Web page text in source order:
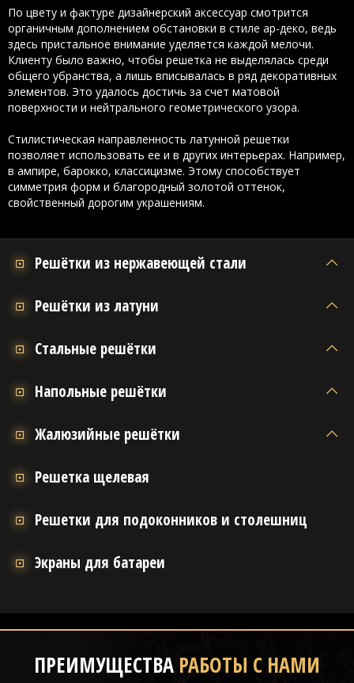
По цвету и фактуре дизайнерский аксессуар смотрится
органичным дополнением обстановки в стиле ар-деко, ведь
здесь пристальное внимание уделяется каждой мелочи.
Клиенту было важно, чтобы решетка не выделялась среди
общего убранства, а лишь вписывалась в ряд декоративных
элементов. Это удалось достичь за счет матовой
поверхности и нейтрального геометрического узора.
Стилистическая направленность латунной решетки
позволяет использовать ее и в других интерьерах. Например,
в ампире, барокко, классицизме. Этому способствует
симметрия форм и благородный золотой оттенок,
свойственный дорогим украшениям.
Решётки из нержавеющей стали
Решётки из латуни
Стальные решётки
Напольные решётки
Жалюзийные решётки
Решетка щелевая
Решетки для подоконников и столешниц
Экраны для батареи
ПРЕИМУЩЕСТВА РАБОТЫ С НАМИ